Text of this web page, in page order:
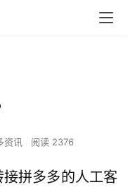
资讯 阅读 2376
拼多多的人工客